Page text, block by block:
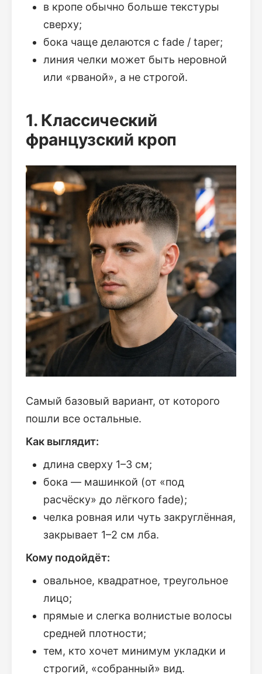
в кропе обычно больше текстуры
сверху;
бока чаще делаются с fade / taper;
линия челки может быть неровной
или «рваной», а не строгой.
1. Классический
французский кроп
Самый базовый вариант, от которого
пошли все остальные.
Как выглядит:
длина сверху 1–3 см;
бока — машинкой (от «под
расчёску» до лёгкого fade);
челка ровная или чуть закруглённая,
закрывает 1–2 см лба.
Кому подойдёт:
овальное, квадратное, треугольное
лицо;
прямые и слегка волнистые волосы
средней плотности;
тем, кто хочет минимум укладки и
строгий, «собранный» вид.